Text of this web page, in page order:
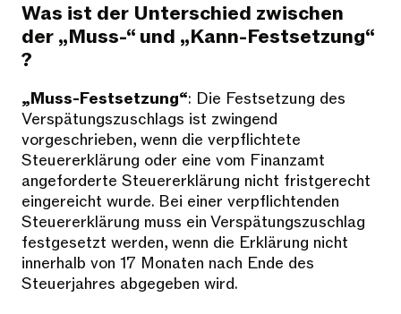
Was ist der Unterschied zwischen
der „Muss-“ und „Kann-Festsetzung“
?
„Muss-Festsetzung“: Die Festsetzung des
Verspätungszuschlags ist zwingend
vorgeschrieben, wenn die verpflichtete
Steuererklärung oder eine vom Finanzamt
angeforderte Steuererklärung nicht fristgerecht
eingereicht wurde. Bei einer verpflichtenden
Steuererklärung muss ein Verspätungszuschlag
festgesetzt werden, wenn die Erklärung nicht
innerhalb von 17 Monaten nach Ende des
Steuerjahres abgegeben wird.